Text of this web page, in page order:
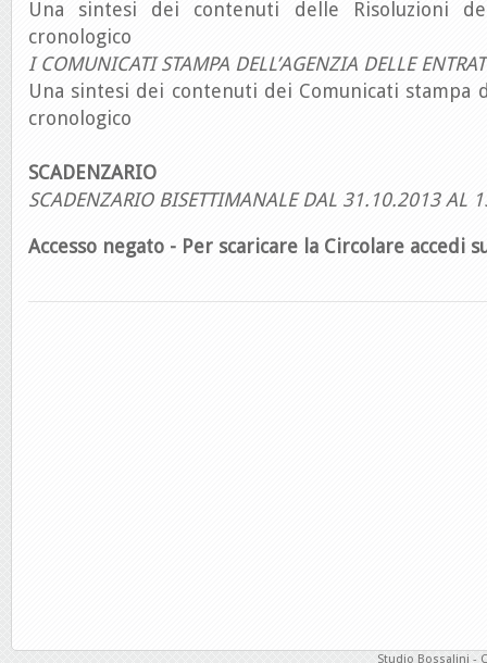
Una sintesi dei contenuti delle Risoluzioni
cronologico
I COMUNICATI STAMPA DELL’AGENZIA DELLE
Una sintesi dei contenuti dei Comunicati stampa
cronologico
SCADENZARIO
SCADENZARIO BISETTIMANALE DAL 31.10.2013 AL
Accesso negato - Per scaricare la Circolare accedi
Studio Bossalini -